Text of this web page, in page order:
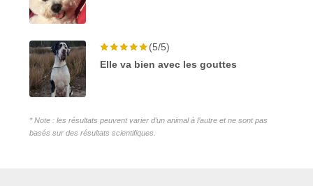
(5/5)
Elle va bien avec les gouttes
* Note : les résultats peuvent varier d’un animal à l’autre et ne sont pas
basés sur des résultats scientifiques.